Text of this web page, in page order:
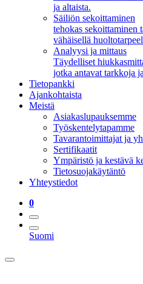
ja altaista.
Säiliön sekoittaminen
tehokas sekoittaminen
vähäisellä
Analyysi ja mittaus
Täydelliset
jotka antavat tarkkoja
Tietopankki
Ajankohtaista
Meistä
Asiakaslupauksemme
Työskentelytapamme
Tavarantoimittajat ja
Sertifikaatit
Ympäristö ja kestävä
Tietosuojakäytäntö
Yhteystiedot
0
Suomi